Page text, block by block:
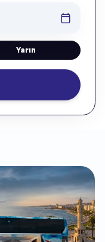
Yarın